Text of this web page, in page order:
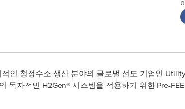
인 청정수소 생산 분야의 글로벌 선도 기업인
독자적인 H2Gen® 시스템을 적용하기 위한 Pre-